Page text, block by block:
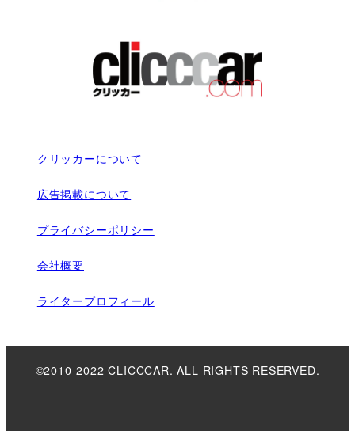
クリッカーについて
広告掲載について
プライバシーポリシー
会社概要
ライタープロフィール
©2010-2022 CLICCCAR. ALL RIGHTS RESERVED.